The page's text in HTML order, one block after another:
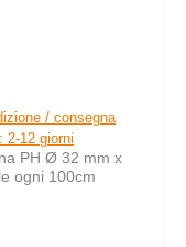
/ consegna
2-12 giorni
PH Ø 32 mm x
ogni 100cm